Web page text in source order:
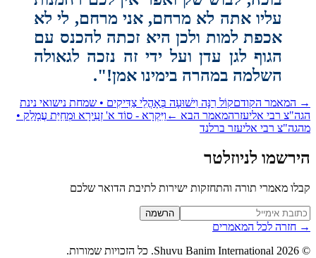
עליו אתה לא מרחם, אני מרחם, לי לא
אכפת למות ולכן היא זכתה להכנס עם
הגוף לגן עדן ועל ידי זה נזכה לגאולה
השלמה במהרה בימינו אמן!"‏.
המאמר הקודםקוֹל רִנָּה וִישׁוּעָה בְּאָהֳלֵי צַדִּיקִים • שמחת נישואי נינת
רבי אליעזרהמאמר הבא ← וַיִּקְרָא - סוֹד א' זְעִירָא וּמְחִיַּת עֲמָלֵק •
רבי אליעזר ברלנד
לניוזלטר
מאמרי תורה והתחזקות ישירות לתיבת הדואר שלכם
Website (leave הרשמה
חזרה לכל המאמרים
2026
Shuvu Banim International. כל הזכויות שמורות.